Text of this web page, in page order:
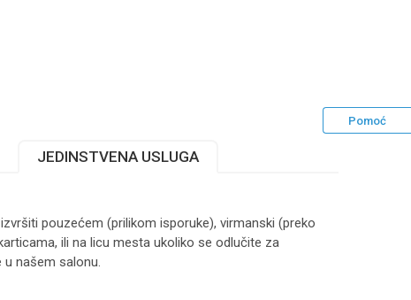
Pomoć
JEDINSTVENA USLUGA
pouzećem (prilikom isporuke), virmanski (preko
ili na licu mesta ukoliko se odlučite za
u našem salonu.